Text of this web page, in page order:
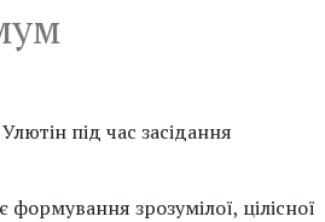
під час засідання
зрозумілої, цілісної